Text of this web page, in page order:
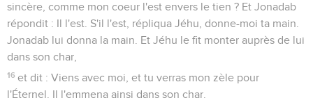
sincère, comme mon coeur l'est envers le tien ? Et Jonadab
répondit : Il l'est. S'il l'est, répliqua Jéhu, donne-moi ta main.
Jonadab lui donna la main. Et Jéhu le fit monter auprès de lui
dans son char,
16 et dit : Viens avec moi, et tu verras mon zèle pour
l'Éternel. Il l'emmena ainsi dans son char.